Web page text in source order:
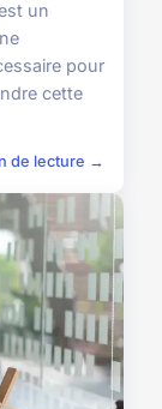
un
pour
cette
de lecture →